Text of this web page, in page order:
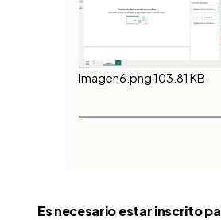
Imagen6.png103.81 KB
Es necesario estar inscrito